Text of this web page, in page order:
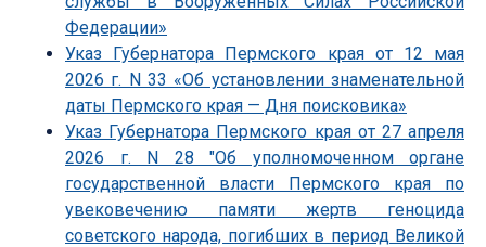
Федерации»
Указ Губернатора Пермского края от 12 мая
2026 г. N 33 «Об установлении знаменательной
даты Пермского края — Дня поисковика»
Указ Губернатора Пермского края от 27 апреля
2026 г. N 28 "Об уполномоченном органе
государственной власти Пермского края по
увековечению памяти жертв геноцида
советского народа, погибших в период Великой